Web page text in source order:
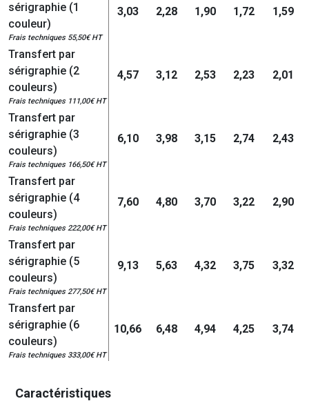
sérigraphie (1
couleur)
Frais techniques 55,50€ HT
3,03 2,28 1,90 1,72 1,59
Transfert par
sérigraphie (2
couleurs)
Frais techniques 111,00€ HT
4,57 3,12 2,53 2,23 2,01
Transfert par
sérigraphie (3
couleurs)
Frais techniques 166,50€ HT
6,10 3,98 3,15 2,74 2,43
Transfert par
sérigraphie (4
couleurs)
Frais techniques 222,00€ HT
7,60 4,80 3,70 3,22 2,90
Transfert par
sérigraphie (5
couleurs)
Frais techniques 277,50€ HT
9,13 5,63 4,32 3,75 3,32
Transfert par
sérigraphie (6
couleurs)
Frais techniques 333,00€ HT
10,66 6,48 4,94 4,25 3,74
Caractéristiques